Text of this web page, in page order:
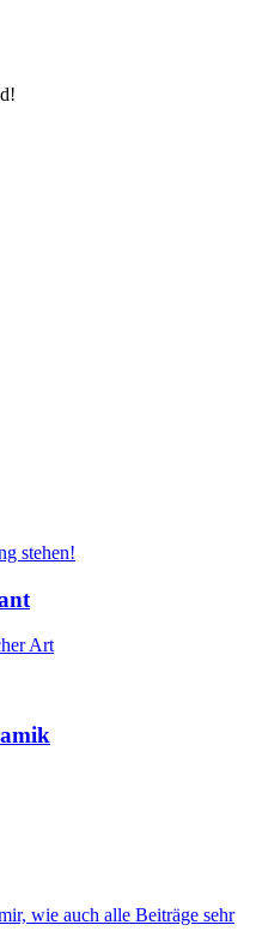
stehen!
Art
wie auch alle Beiträge sehr